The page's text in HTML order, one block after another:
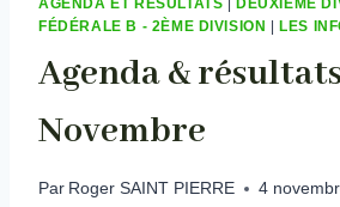
FÉDÉRALE B - 2ÈME DIVISION |LES
Agenda &
Novembre
Par Roger SAINT PIERRE 4